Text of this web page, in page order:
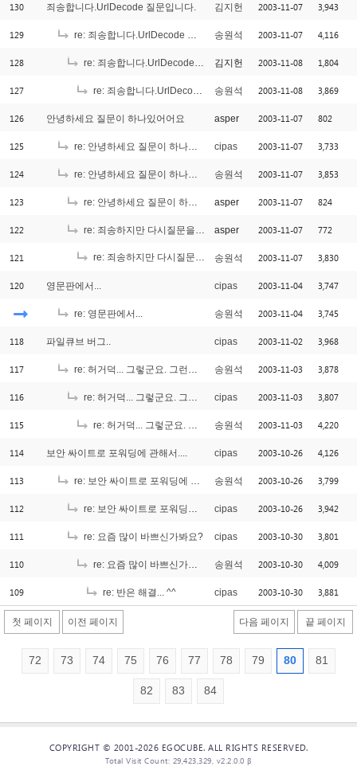
130 죄송합니다.UrlDecode 질문입니다. 김지헌 2003-11-07 3,943
129 re: 죄송합니다.UrlDecode 질문입니다. 송원석 2003-11-07 4,116
128 re: 죄송합니다.UrlDecode 질문입니다. 김지헌 2003-11-08 1,804
127 re: 죄송합니다.UrlDecode 질문입니다. 송원석 2003-11-08 3,869
126 안녕하세요 질문이 하나있어어요 asper 2003-11-07 802
125 re: 안녕하세요 질문이 하나있어어요 cipas 2003-11-07 3,733
124 re: 안녕하세요 질문이 하나있어어요 송원석 2003-11-07 3,853
123 re: 안녕하세요 질문이 하나있어어요 asper 2003-11-07 824
122 re: 죄송하지만 다시질문을 ^^ asper 2003-11-07 772
121 re: 죄송하지만 다시질문을 ^^ [1]
송원석 2003-11-07 3,830
120 영문판에서... cipas 2003-11-04 3,747
re: 영문판에서... 송원석 2003-11-04 3,745
118 파일큐브 버그.. cipas 2003-11-02 3,968
117 re: 허거덕... 그렇군요. 그런데 조금 이상한 점이... ^_^;;; 송원석 2003-11-03 3,878
116 re: 허거덕... 그렇군요. 그런데 조금 이상한 점이... ^_^;;; cipas 2003-11-03 3,807
115 re: 허거덕... 그렇군요. 그런데 조금 이상한 점이... ^_^;;; 송원석 2003-11-03 4,220
114 보안 싸이트로 포워딩에 관해서.... cipas 2003-10-26 4,126
113 re: 보안 싸이트로 포워딩에 관해서.... 송원석 2003-10-26 3,799
112 re: 보안 싸이트로 포워딩에 관해서.... cipas 2003-10-26 3,942
111 re: 요즘 많이 바쁘신가봐요? cipas 2003-10-30 3,801
110 re: 요즘 많이 바쁘신가봐요? 송원석 2003-10-30 4,009
109 re: 반은 해결... ^^ cipas 2003-10-30 3,881
첫 페이지 이전 페이지 다음 페이지 끝 페이지
72 73 74 75 76 77 78 79 80 81
82 83 84
COPYRIGHT © 2001-2026 EGOCUBE. ALL RIGHTS RESERVED.
Total Visit Count: 29,423,329, v2.2.0.0 β